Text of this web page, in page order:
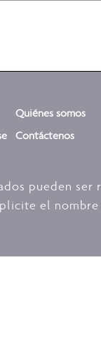
Quiénes somos
Contáctenos
pueden
el